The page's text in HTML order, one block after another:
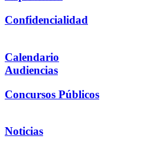
Confidencialidad
Calendario
Audiencias
Concursos Públicos
Noticias